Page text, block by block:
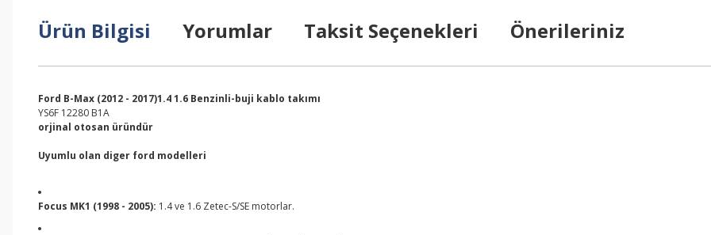
Ürün Bilgisi Yorumlar Taksit Seçenekleri Önerileriniz
Ford B-Max (2012 - 2017)1.4 1.6 Benzinli-buji kablo takımı
YS6F 12280 B1A
orjinal otosan üründür
Uyumlu olan diger ford modelleri
Focus MK1 (1998 - 2005): 1.4 ve 1.6 Zetec-S/SE motorlar.